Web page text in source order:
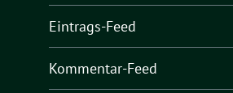
Eintrags-Feed
Kommentar-Feed